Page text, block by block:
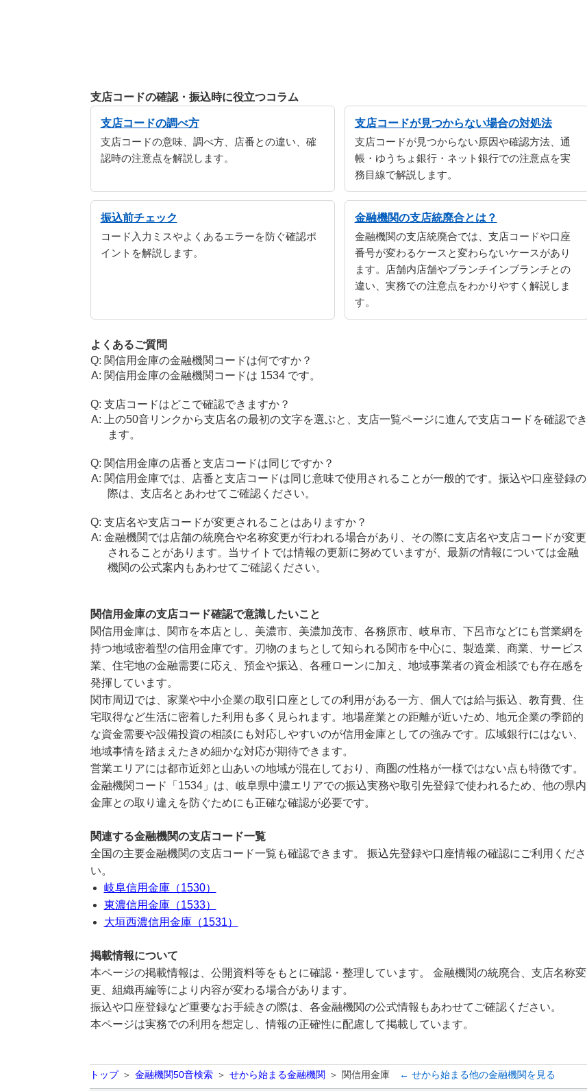
支店コードの確認・振込時に役立つコラム
支店コードの調べ方
支店コードの意味、調べ方、店番との違い、確
認時の注意点を解説します。
支店コードが見つからない場合の対処法
支店コードが見つからない原因や確認方法、通
帳・ゆうちょ銀行・ネット銀行での注意点を実
務目線で解説します。
振込前チェック
コード入力ミスやよくあるエラーを防ぐ確認ポ
イントを解説します。
金融機関の支店統廃合とは？
金融機関の支店統廃合では、支店コードや口座
番号が変わるケースと変わらないケースがあり
ます。店舗内店舗やブランチインブランチとの
違い、実務での注意点をわかりやすく解説しま
す。
よくあるご質問
関信用金庫の金融機関コードは何ですか？
関信用金庫の金融機関コードは 1534 です。
支店コードはどこで確認できますか？
上の50音リンクから支店名の最初の文字を選ぶと、支店一覧ページに進んで支店コードを確認でき
ます。
関信用金庫の店番と支店コードは同じですか？
関信用金庫では、店番と支店コードは同じ意味で使用されることが一般的です。振込や口座登録の
際は、支店名とあわせてご確認ください。
支店名や支店コードが変更されることはありますか？
金融機関では店舗の統廃合や名称変更が行われる場合があり、その際に支店名や支店コードが変更
されることがあります。当サイトでは情報の更新に努めていますが、最新の情報については金融
機関の公式案内もあわせてご確認ください。
関信用金庫の支店コード確認で意識したいこと
関信用金庫は、関市を本店とし、美濃市、美濃加茂市、各務原市、岐阜市、下呂市などにも営業網を
持つ地域密着型の信用金庫です。刃物のまちとして知られる関市を中心に、製造業、商業、サービス
業、住宅地の金融需要に応え、預金や振込、各種ローンに加え、地域事業者の資金相談でも存在感を
発揮しています。
関市周辺では、家業や中小企業の取引口座としての利用がある一方、個人では給与振込、教育費、住
宅取得など生活に密着した利用も多く見られます。地場産業との距離が近いため、地元企業の季節的
な資金需要や設備投資の相談にも対応しやすいのが信用金庫としての強みです。広域銀行にはない、
地域事情を踏まえたきめ細かな対応が期待できます。
営業エリアには都市近郊と山あいの地域が混在しており、商圏の性格が一様ではない点も特徴です。
金融機関コード「1534」は、岐阜県中濃エリアでの振込実務や取引先登録で使われるため、他の県内
金庫との取り違えを防ぐためにも正確な確認が必要です。
関連する金融機関の支店コード一覧
全国の主要金融機関の支店コード一覧も確認できます。 振込先登録や口座情報の確認にご利用くださ
い。
岐阜信用金庫（1530）
東濃信用金庫（1533）
大垣西濃信用金庫（1531）
掲載情報について
本ページの掲載情報は、公開資料等をもとに確認・整理しています。 金融機関の統廃合、支店名称変
更、組織再編等により内容が変わる場合があります。
振込や口座登録など重要なお手続きの際は、各金融機関の公式情報もあわせてご確認ください。
本ページは実務での利用を想定し、情報の正確性に配慮して掲載しています。
トップ 金融機関50音検索 せから始まる金融機関 関信用金庫 ← せから始まる他の金融機関を見る